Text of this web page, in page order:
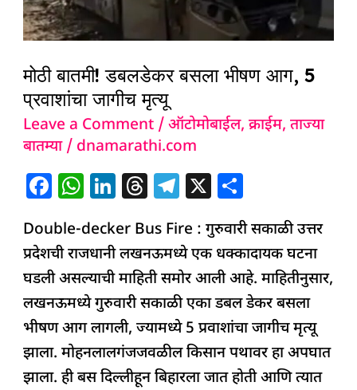
मोठी बातमी! डबलडेकर बसला भीषण आग, 5
प्रवाशांचा जागीच मृत्यू
Leave a Comment /ऑटोमोबाईल,क्राईम,ताज्या
बातम्या/ dnamarathi.com
F
c
e
b
o
o
k
W
at
s
A
p
p
Li
k
e
dI
n
T
re
a
d
s
T
e
g
ra
m
X
h
ar
e
Double-decker Bus Fire : गुरुवारी सकाळी उत्तर
प्रदेशची राजधानी लखनऊमध्ये एक धक्कादायक घटना
घडली असल्याची माहिती समोर आली आहे. माहितीनुसार,
लखनऊमध्ये गुरुवारी सकाळी एका डबल डेकर बसला
भीषण आग लागली, ज्यामध्ये 5 प्रवाशांचा जागीच मृत्यू
झाला. मोहनलालगंजजवळील किसान पथावर हा अपघात
झाला. ही बस दिल्लीहून बिहारला जात होती आणि त्यात
प्रवाशांचा
जागीच
मृत्यू